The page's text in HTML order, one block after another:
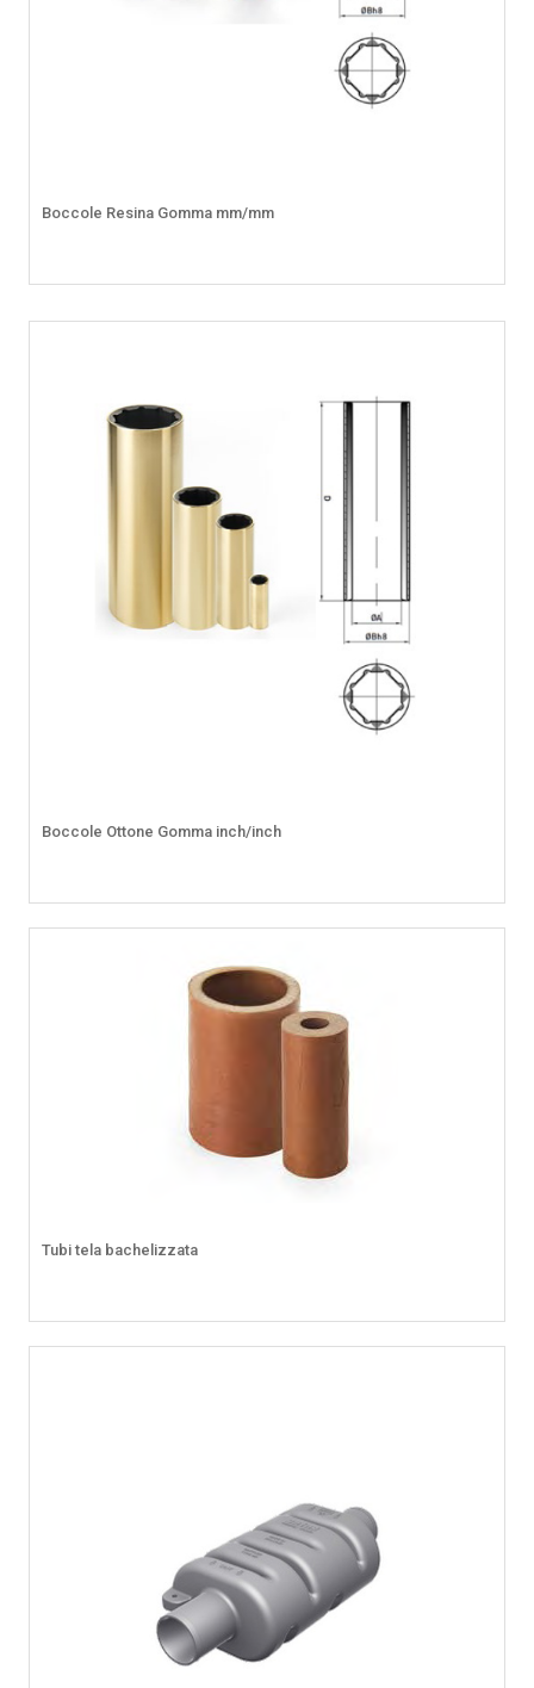
Boccole Resina Gomma mm/mm
Boccole Ottone Gomma inch/inch
Tubi tela bachelizzata